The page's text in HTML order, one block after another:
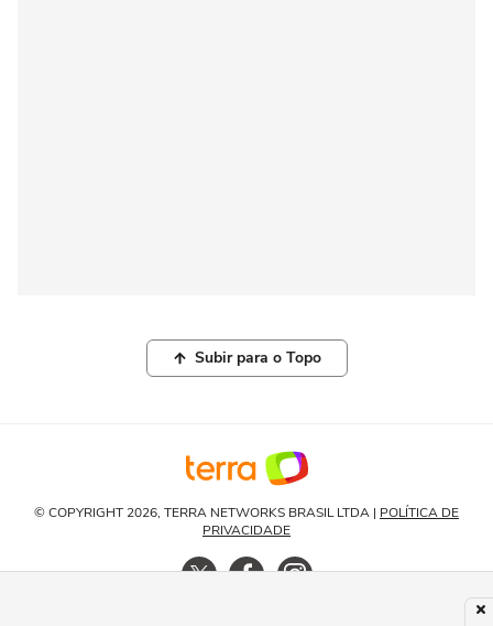
Subir para o Topo
© COPYRIGHT 2026, TERRA NETWORKS BRASIL LTDA | POLÍTICA DE
PRIVACIDADE